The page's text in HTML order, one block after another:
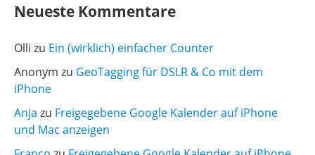
Neueste Kommentare
Olli zu Ein (wirklich) einfacher Counter
Anonym zu GeoTagging für DSLR & Co mit dem
iPhone
Anja zu Freigegebene Google Kalender auf iPhone
und Mac anzeigen